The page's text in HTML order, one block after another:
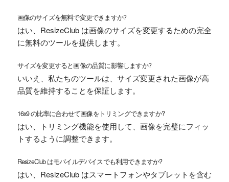
画像のサイズを無料で変更できますか?
はい、ResizeClub は画像のサイズを変更するための完全
に無料のツールを提供します。
サイズを変更すると画像の品質に影響しますか?
いいえ、私たちのツールは、サイズ変更された画像が高
品質を維持することを保証します。
16x9 の比率に合わせて画像をトリミングできますか?
はい、トリミング機能を使用して、画像を完璧にフィッ
トするように調整できます。
ResizeClub はモバイルデバイスでも利用できますか?
はい、ResizeClub はスマートフォンやタブレットを含む